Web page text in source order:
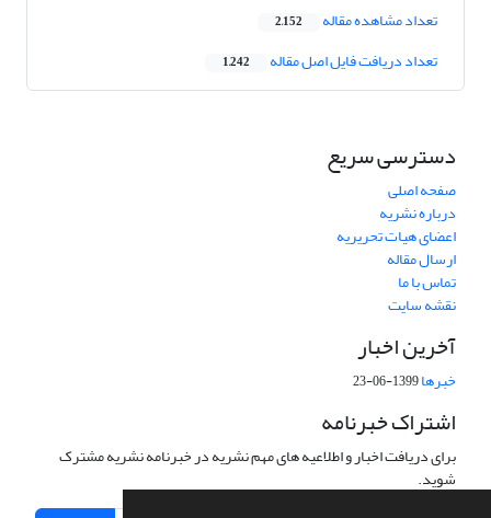
تعداد مشاهده مقاله 2,152
تعداد دریافت فایل اصل مقاله 1,242
دسترسی سریع
صفحه اصلی
درباره نشریه
اعضای هیات تحریریه
ارسال مقاله
تماس با ما
نقشه سایت
آخرین اخبار
خبرها1399-06-23
اشتراک خبرنامه
برای دریافت اخبار و اطلاعیه های مهم نشریه در خبرنامه نشریه مشترک
شوید.